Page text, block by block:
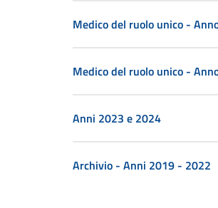
Medico del ruolo unico -
Medico del ruolo unico -
Anni 2023 e 2024
Archivio - Anni 2019 - 2022